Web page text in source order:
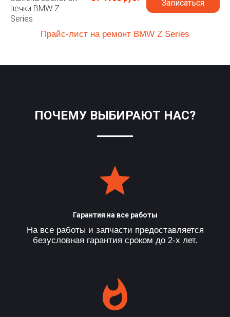
печки BMW Z
Series
Записаться
Прайс-лист на ремонт BMW Z Series
ПОЧЕМУ ВЫБИРАЮТ НАС?
Гарантия на все работы
На все работы и запчасти предоставляется
безусловная гарантия сроком до 2-х лет.